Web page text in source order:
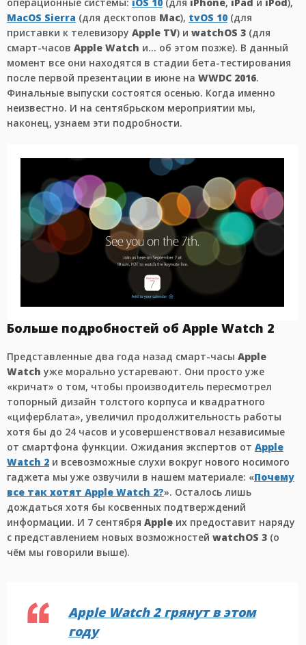
MacOS Sierra (для десктопов Mac), tvOS 10 (для
приставки к телевизору Apple TV) и watchOS 3 (для
смарт-часов Apple Watch и… об этом позже). В данный
момент все они находятся в стадии бета-тестирования
после первой презентации в июне на WWDC 2016.
Финальные выпуски состоятся осенью. Когда именно
неизвестно. И на сентябрьском мероприятии мы,
наконец, узнаем эти подробности.
Больше подробностей об Apple Watch 2
Представленные два года назад смарт-часы Apple
Watch уже морально устаревают. Они просто уже
«кричат» о том, чтобы производитель пересмотрел
топорный дизайн толстого корпуса и квадратного
«циферблата», увеличил продолжительность работы
хотя бы до 24 часов и усовершенствовал независимые
от смартфона функции. Ожидания экспертов от Apple
Watch 2 и всевозможные слухи вокруг нового носимого
гаджета мы уже озвучили в нашем материале: «Почему
все так хотят Apple Watch 2?». Осталось лишь
дождаться хотя бы косвенных подтверждений
информации. И 7 сентября Apple их предоставит наряду
с представлением новых возможностей watchOS 3 (о
чём мы говорили выше).
Apple Watch 2 грянут в этом
году